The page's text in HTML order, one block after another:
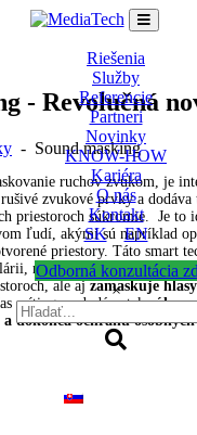
Riešenia
Služby
Referencie
Partneri
Novinky
KNOW-HOW
Kariéra
O nás
Kontakt
SK
EN
Odborná konzultácia
×
- Revolučná
- Sound masking
ruchov zvukom, je
zvukové prvky a dodáva
priestoroch súkromie. Je to
ľudí, akými sú napríklad
priestory. Táto smart
minimalizuje rušivé
ale ajzamaskuje
mítingu a dodáva tak
dokonca ochranu